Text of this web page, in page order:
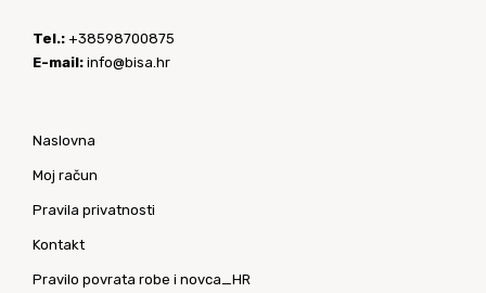
Tel.: +38598700875
E-mail: info@bisa.hr
Naslovna
Moj račun
Pravila privatnosti
Kontakt
Pravilo povrata robe i novca_HR